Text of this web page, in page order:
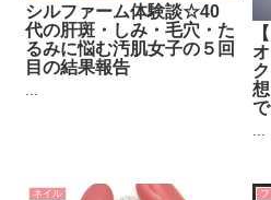
シルファーム体験談☆40
代の肝斑・しみ・毛穴・た
るみに悩む汚肌女子の５回
目の結果報告
...
ネイル